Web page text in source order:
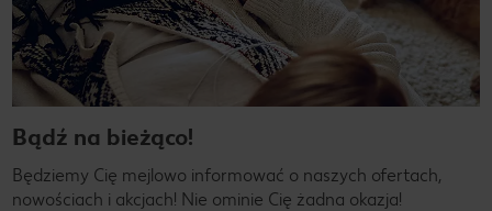
Bądź na bieżąco!
Będziemy Cię mejlowo informować o naszych ofertach,
nowościach i akcjach! Nie ominie Cię żadna okazja!